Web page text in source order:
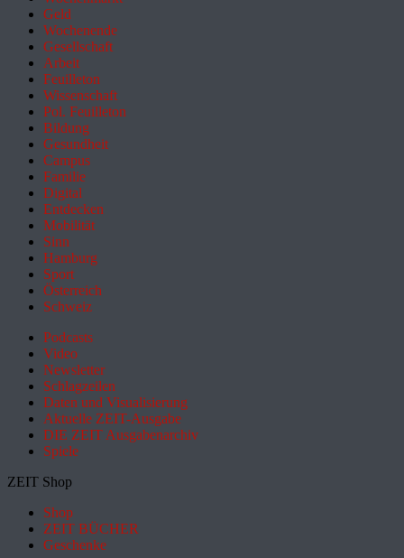
Geld
Wochenende
Gesellschaft
Arbeit
Feuilleton
Wissenschaft
Pol. Feuilleton
Bildung
Gesundheit
Campus
Familie
Digital
Entdecken
Mobilität
Sinn
Hamburg
Sport
Österreich
Schweiz
Podcasts
Video
Newsletter
Schlagzeilen
Daten und Visualisierung
Aktuelle ZEIT-Ausgabe
DIE ZEIT Ausgabenarchiv
Spiele
ZEIT Shop
Shop
ZEIT BÜCHER
Geschenke